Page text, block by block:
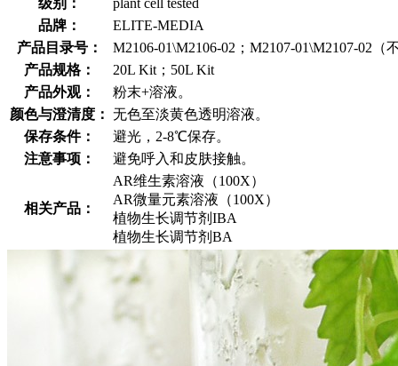
品牌：
ELITE-MEDIA
产品目录号：
M2106-01\M2106-02；M2107-01\M2107-02（
产品规格：
20L Kit；50L Kit
产品外观：
粉末+溶液。
颜色与澄清度： 无色至淡黄色透明溶液。
保存条件：
避光，2-8℃保存。
注意事项：
避免呼入和皮肤接触。
相关产品：
AR维生素溶液（100X）
AR微量元素溶液（100X）
植物生长调节剂IBA
植物生长调节剂BA